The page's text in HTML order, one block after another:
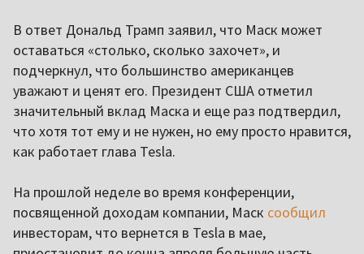
В ответ Дональд Трамп заявил, что Маск может
оставаться «столько, сколько захочет», и
подчеркнул, что большинство американцев
уважают и ценят его. Президент США отметил
значительный вклад Маска и еще раз подтвердил,
что хотя тот ему и не нужен, но ему просто нравится,
как работает глава Tesla.
На прошлой неделе во время конференции,
посвященной доходам компании, Маск сообщил
инвесторам, что вернется в Tesla в мае,